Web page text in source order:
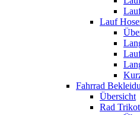
Lauf
Fahrrad
Übersicht
Rad